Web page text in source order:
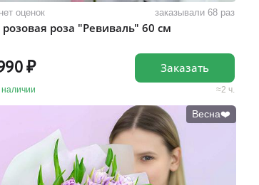
нет оценок заказывали 68 раз
розовая роза "Ревиваль" 60 см
наличии 2 ч.
Заказать
Весна❤️